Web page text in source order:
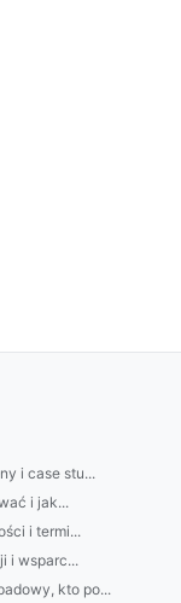
i case stu...
i jak...
i termi...
i wsparc...
kto po...